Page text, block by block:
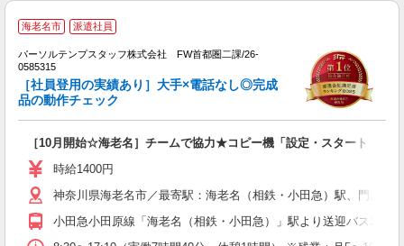
海老名市 派遣社員
パーソルテンプスタッフ株式会社 FW首都圏二課/26-
0585315
［社員登用の実績あり］大手×電話なし◎完成
品の動作チェック
［10月開始☆海老名］チームで協力★コピー機「設定・スタート・結
時給1400円
神奈川県海老名市／最寄駅：海老名（相鉄・小田急）駅、門
小田急小田原線「海老名（相鉄・小田急）」駅より送迎バス20分